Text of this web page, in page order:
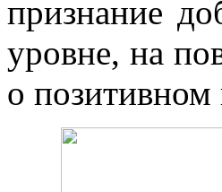
признание
уровне, на
о